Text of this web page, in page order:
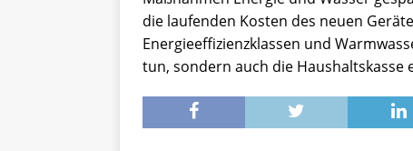
die laufenden Kosten des neuen
Energieeffizienzklassen und
tun, sondern auch die Haushaltskasse